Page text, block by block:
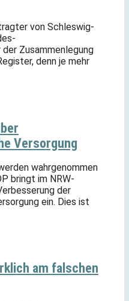
von Schleswig-
Zusammenlegung
denn je mehr
Versorgung
wahrgenommen
bringt im NRW-
der
ein. Dies ist
am falschen